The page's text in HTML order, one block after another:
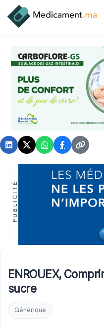
ENROUEX,
sucre
Générique